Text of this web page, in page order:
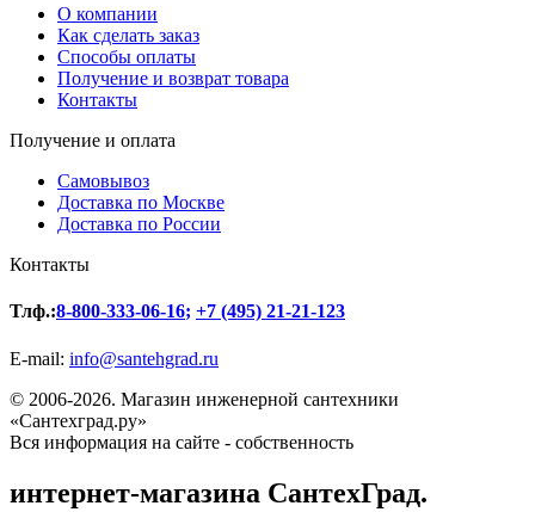
О компании
Как сделать заказ
Способы оплаты
Получение и возврат товара
Контакты
Получение и оплата
Самовывоз
Доставка по Москве
Доставка по России
Контакты
Тлф.:8-800-333-06-16; +7 (495) 21-21-123
E-mail: info@santehgrad.ru
© 2006-2026. Магазин инженерной сантехники
«Сантехград.ру»
Вся информация на сайте - собственность
интернет-магазина СантехГрад.